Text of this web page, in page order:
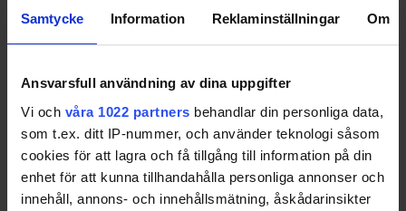
Samtycke Information Reklaminställningar Om
Ansvarsfull användning av dina uppgifter
Vi och våra 1022 partners behandlar din personliga data,
som t.ex. ditt IP-nummer, och använder teknologi såsom
cookies för att lagra och få tillgång till information på din
enhet för att kunna tillhandahålla personliga annonser och
innehåll, annons- och innehållsmätning, åskådarinsikter